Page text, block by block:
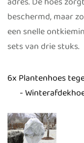
beschermd, maar
een snelle
sets van drie stuks.
6x Plantenhoes
-